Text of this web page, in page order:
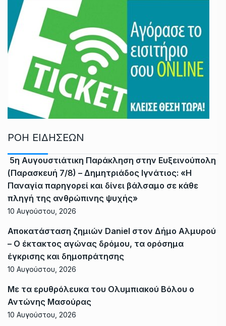
ΡΟΗ ΕΙΔΗΣΕΩΝ
5η Αυγουστιάτικη Παράκληση στην Ευξεινούπολη
(Παρασκευή 7/8) – Δημητριάδος Ιγνάτιος: «Η
Παναγία παρηγορεί και δίνει βάλσαμο σε κάθε
πληγή της ανθρώπινης ψυχής»
10 Αυγούστου, 2026
Αποκατάσταση ζημιών Daniel στον Δήμο Αλμυρού
– Ο έκτακτος αγώνας δρόμου, τα ορόσημα
έγκρισης και δημοπράτησης
10 Αυγούστου, 2026
Με τα ερυθρόλευκα του Ολυμπιακού Βόλου ο
Αντώνης Μασούρας
10 Αυγούστου, 2026